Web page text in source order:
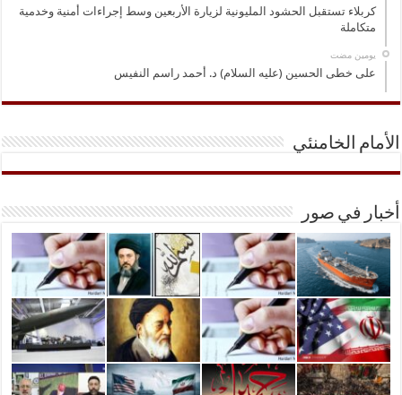
كربلاء تستقبل الحشود المليونية لزيارة الأربعين وسط إجراءات أمنية وخدمية
متكاملة
‏يومين مضت
على خطى الحسين (عليه السلام) د. أحمد راسم النفيس
الأمام الخامنئي
أخبار في صور